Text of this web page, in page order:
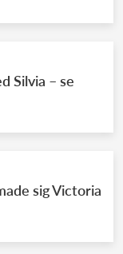
Silvia – se
sig Victoria